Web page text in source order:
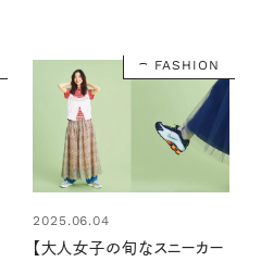
FASHION
2025.06.04
【大人女子の旬なスニーカー